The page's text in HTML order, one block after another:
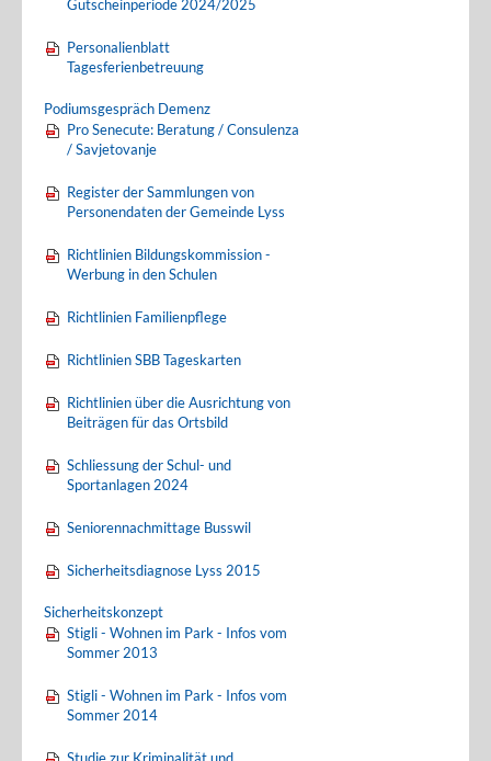
Gutscheinperiode 2024/2025
Personalienblatt
Tagesferienbetreuung
Podiumsgespräch Demenz
Pro Senecute: Beratung / Consulenza
/ Savjetovanje
Register der Sammlungen von
Personendaten der Gemeinde Lyss
Richtlinien Bildungskommission -
Werbung in den Schulen
Richtlinien Familienpflege
Richtlinien SBB Tageskarten
Richtlinien über die Ausrichtung von
Beiträgen für das Ortsbild
Schliessung der Schul- und
Sportanlagen 2024
Seniorennachmittage Busswil
Sicherheitsdiagnose Lyss 2015
Sicherheitskonzept
Stigli - Wohnen im Park - Infos vom
Sommer 2013
Stigli - Wohnen im Park - Infos vom
Sommer 2014